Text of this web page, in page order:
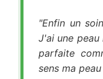
"Enfin un
J'ai une
parfaite
sens ma